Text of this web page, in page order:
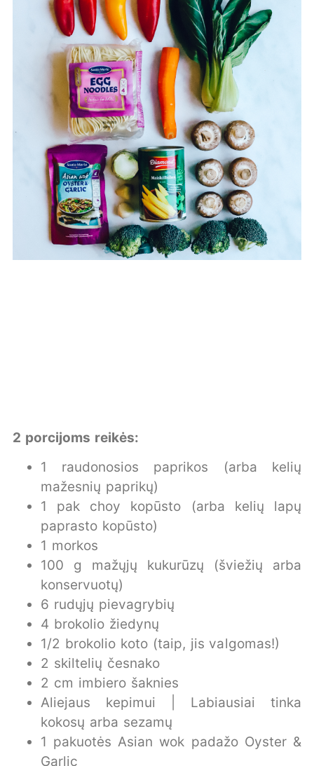
2 porcijoms reikės:
1 raudonosios paprikos (arba kelių
mažesnių paprikų)
1 pak choy kopūsto (arba kelių lapų
paprasto kopūsto)
1 morkos
100 g mažųjų kukurūzų (šviežių arba
konservuotų)
6 rudųjų pievagrybių
4 brokolio žiedynų
1/2 brokolio koto (taip, jis valgomas!)
2 skiltelių česnako
2 cm imbiero šaknies
Aliejaus kepimui | Labiausiai tinka
kokosų arba sezamų
1 pakuotės Asian wok padažo Oyster &
Garlic